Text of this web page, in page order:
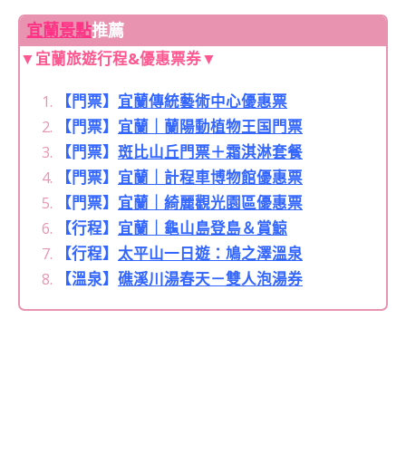
宜蘭景點推薦
▼宜蘭旅遊行程&優惠票券▼
【門票】 宜蘭傳統藝術中心優惠票
【門票】 宜蘭｜蘭陽動植物王国門票
【門票】 斑比山丘門票＋霜淇淋套餐
【門票】 宜蘭｜計程車博物館優惠票
【門票】 宜蘭｜綺麗觀光園區優惠票
【行程】 宜蘭｜龜山島登島＆賞鯨
【行程】 太平山一日遊：鳩之澤溫泉
【溫泉】 礁溪川湯春天－雙人泡湯券